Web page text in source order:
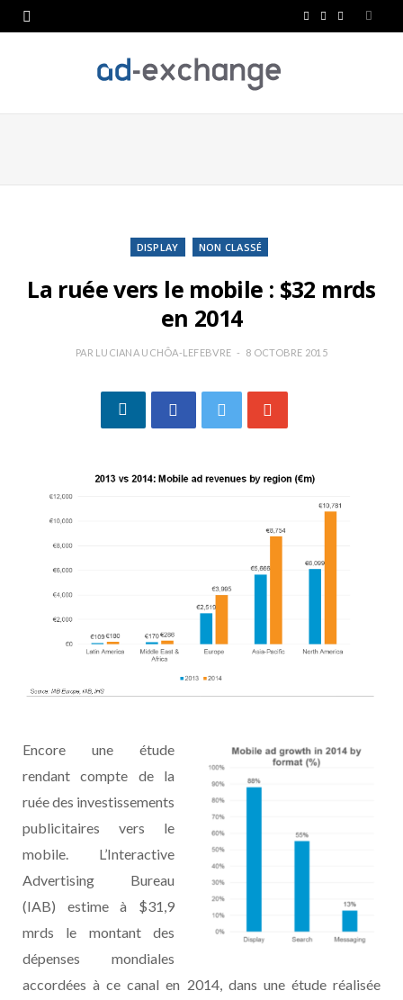
e t k
DISPLAY NON CLASSÉ
La ruée vers le mobile : $32 mrds
en 2014
PAR LUCIANA UCHÔA-LEFEBVRE 8 OCTOBRE 2015
Encore une étude
rendant compte de la
ruée des investissements
publicitaires vers le
mobile. L’Interactive
Advertising Bureau
(IAB) estime à $31,9
mrds le montant des
dépenses mondiales
accordées à ce canal en 2014, dans une étude réalisée